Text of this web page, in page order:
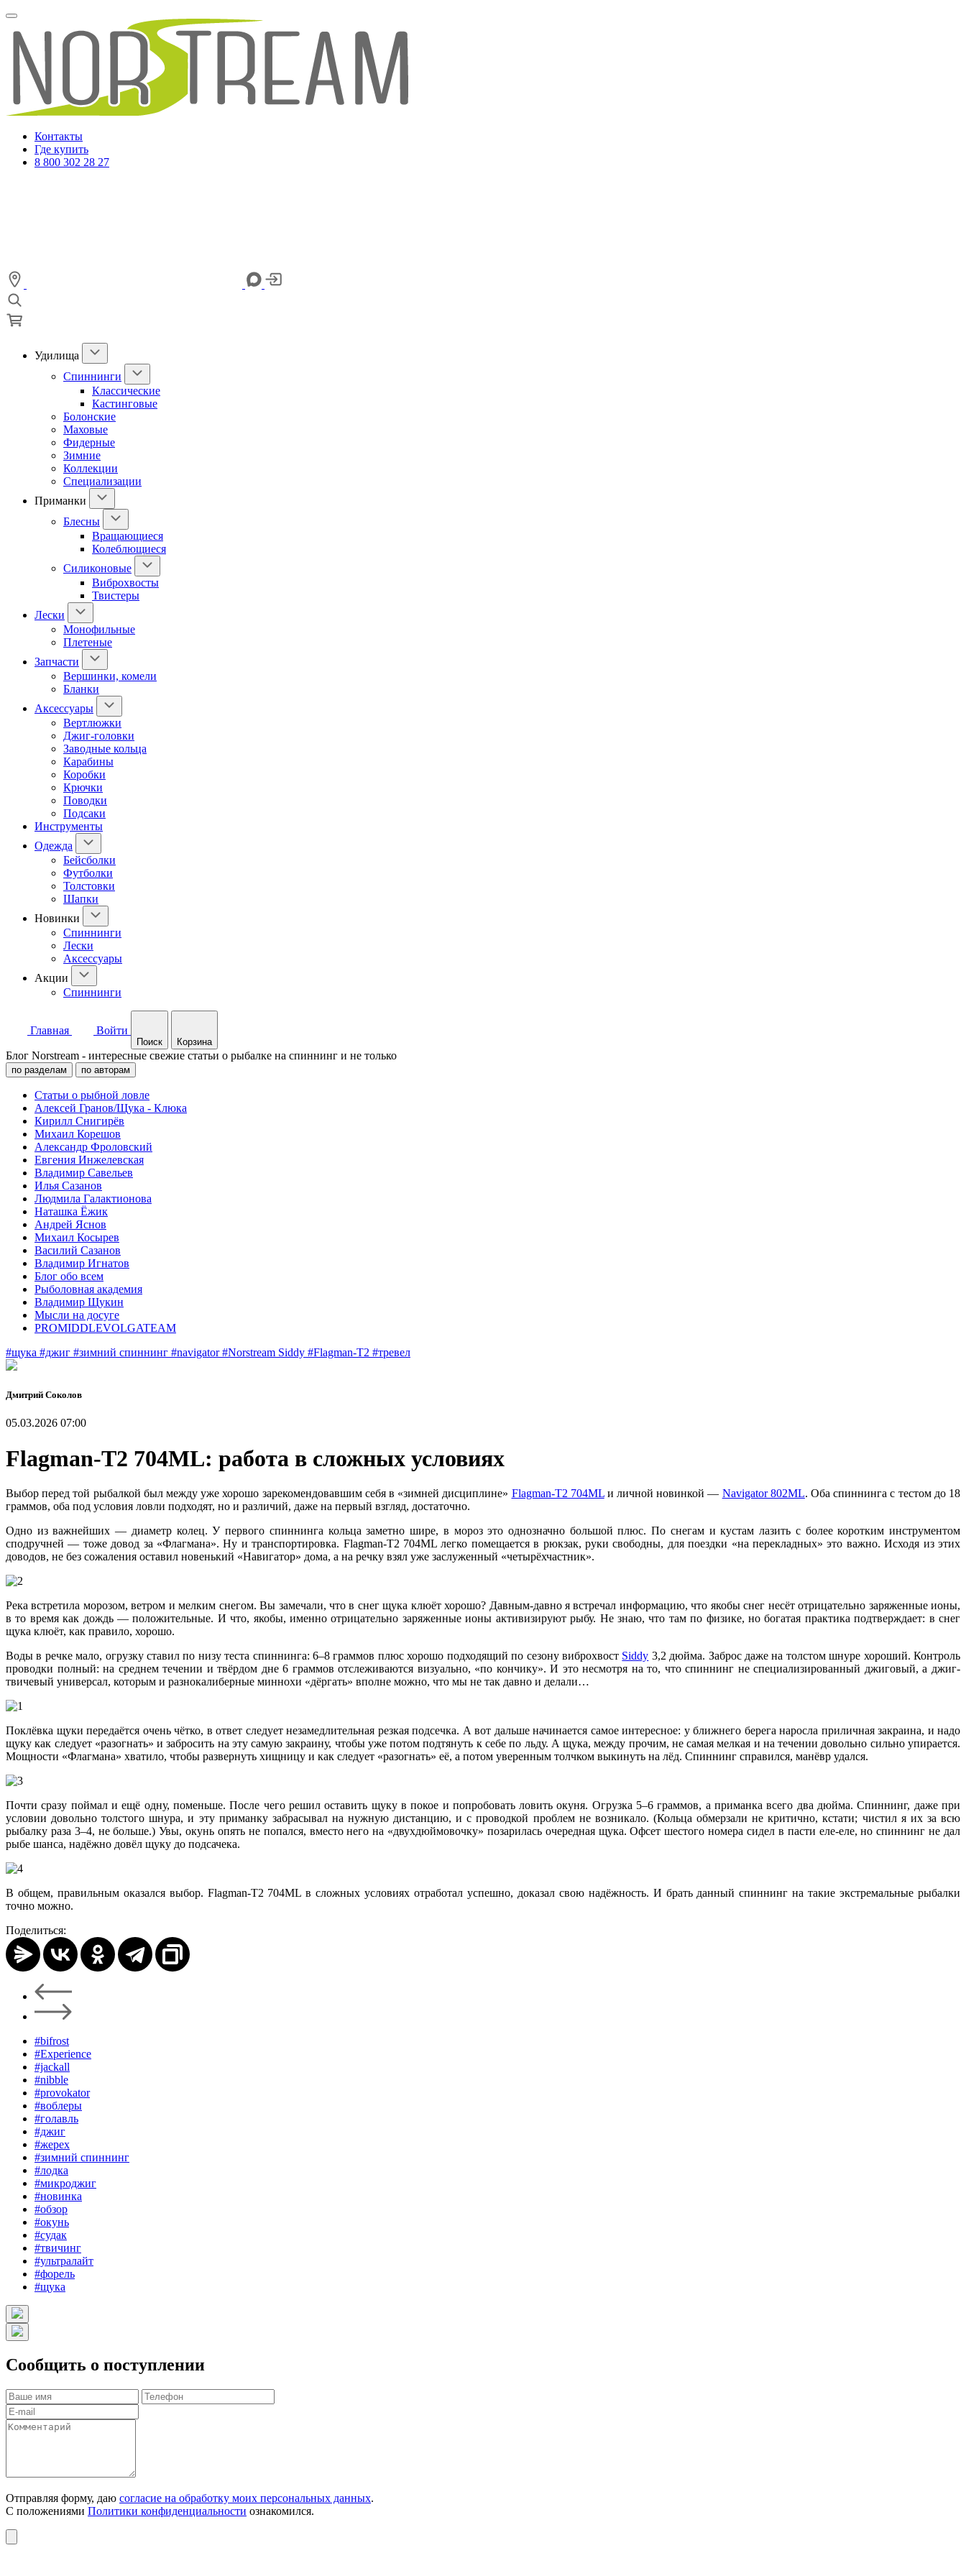
Контакты
Где купить
8 800 302 28 27
Удилища
Спиннинги
Классические
Кастинговые
Болонские
Маховые
Фидерные
Зимние
Коллекции
Специализации
Приманки
Блесны
Вращающиеся
Колеблющиеся
Силиконовые
Виброхвосты
Твистеры
Лески
Монофильные
Плетеные
Запчасти
Вершинки, комели
Бланки
Аксессуары
Вертлюжки
Джиг-головки
Заводные кольца
Карабины
Коробки
Крючки
Поводки
Подсаки
Инструменты
Одежда
Бейсболки
Футболки
Толстовки
Шапки
Новинки
Спиннинги
Лески
Аксессуары
Акции
Спиннинги
Главная Войти
Поиск Корзина
Блог Norstream - интересные свежие статьи о рыбалке на спиннинг и не только
по разделам по авторам
Статьи о рыбной ловле
Алексей Гранов/Щука - Клюка
Кирилл Снигирёв
Михаил Корешов
Александр Фроловский
Евгения Инжелевская
Владимир Савельев
Илья Сазанов
Людмила Галактионова
Наташка Ёжик
Андрей Яснов
Михаил Косырев
Василий Сазанов
Владимир Игнатов
Блог обо всем
Рыболовная академия
Владимир Щукин
Мысли на досуге
PROMIDDLEVOLGATEAM
#щука #джиг #зимний спиннинг #navigator#Norstream Siddy #Flagman-T2 #тревел
Дмитрий Соколов
05.03.2026 07:00
Flagman-T2 704ML: работа в сложных условиях
Выбор перед той рыбалкой был между уже хорошо зарекомендовавшим себя в «зимней дисциплине» Flagman-T2 704MLи личной новинкой — Navigator 802ML. Оба спиннинга с тестом до 18
граммов, оба под условия ловли подходят, но и различий, даже на первый взгляд, достаточно.
Одно из важнейших — диаметр колец. У первого спиннинга кольца заметно шире, в мороз это однозначно большой плюс. По снегам и кустам лазить с более коротким инструментом
сподручней — тоже довод за «Флагмана». Ну и транспортировка. Flagman-T2 704ML легко помещается в рюкзак, руки свободны, для поездки «на перекладных» это важно. Исходя из этих
доводов, не без сожаления оставил новенький «Навигатор» дома, а на речку взял уже заслуженный «четырёхчастник».
Река встретила морозом, ветром и мелким снегом. Вы замечали, что в снег щука клюёт хорошо? Давным-давно я встречал информацию, что якобы снег несёт отрицательно заряженные ионы,
в то время как дождь — положительные. И что, якобы, именно отрицательно заряженные ионы активизируют рыбу. Не знаю, что там по физике, но богатая практика подтверждает: в снег
щука клюёт, как правило, хорошо.
Воды в речке мало, огрузку ставил по низу теста спиннинга: 6–8 граммов плюс хорошо подходящий по сезону виброхвост Siddy 3,2 дюйма. Заброс даже на толстом шнуре хороший. Контроль
проводки полный: на среднем течении и твёрдом дне 6 граммов отслеживаются визуально, «по кончику». И это несмотря на то, что спиннинг не специализированный джиговый, а джиг-
твичевый универсал, которым и разнокалиберные миннохи «дёргать» вполне можно, что мы не так давно и делали…
Поклёвка щуки передаётся очень чётко, в ответ следует незамедлительная резкая подсечка. А вот дальше начинается самое интересное: у ближнего берега наросла приличная закраина, и надо
щуку как следует «разогнать» и забросить на эту самую закраину, чтобы уже потом подтянуть к себе по льду. А щука, между прочим, не самая мелкая и на течении довольно сильно упирается.
Мощности «Флагмана» хватило, чтобы развернуть хищницу и как следует «разогнать» её, а потом уверенным толчком выкинуть на лёд. Спиннинг справился, манёвр удался.
Почти сразу поймал и ещё одну, поменьше. После чего решил оставить щуку в покое и попробовать ловить окуня. Огрузка 5–6 граммов, а приманка всего два дюйма. Спиннинг, даже при
условии довольно толстого шнура, и эту приманку забрасывал на нужную дистанцию, и с проводкой проблем не возникало. (Кольца обмерзали не критично, кстати; чистил я их за всю
рыбалку раза 3–4, не больше.) Увы, окунь опять не попался, вместо него на «двухдюймовочку» позарилась очередная щука. Офсет шестого номера сидел в пасти еле-еле, но спиннинг не дал
рыбе шанса, надёжно довёл щуку до подсачека.
В общем, правильным оказался выбор. Flagman-T2 704ML в сложных условиях отработал успешно, доказал свою надёжность. И брать данный спиннинг на такие экстремальные рыбалки
точно можно.
Поделиться:
#bifrost
#Experience
#jackall
#nibble
#provokator
#воблеры
#голавль
#джиг
#жерех
#зимний спиннинг
#лодка
#микроджиг
#новинка
#обзор
#окунь
#судак
#твичинг
#ультралайт
#форель
#щука
Сообщить о поступлении
Отправляя форму, даю согласие на обработку моих персональных данных.
С положениями Политики конфиденциальности ознакомился.